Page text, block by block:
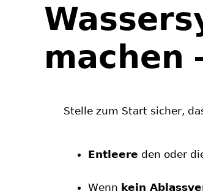
machen
Stelle zum Start sicher,
Entleere den oder
Wenn kein